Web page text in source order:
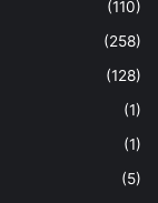
(110)
(258)
(128)
(1)
(1)
(5)